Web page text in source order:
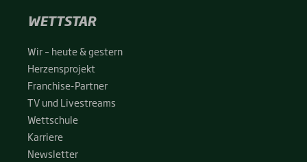
WETTSTAR
Wir – heu­te & ges­tern
Her­zens­pro­jekt
Fran­chise-Par­t­­ner
TV und Live­streams
Wett­schu­le
Kar­rie­re
News­let­ter